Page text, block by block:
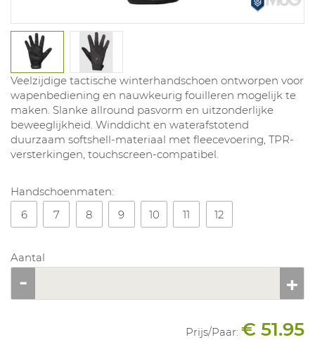
Veelzijdige tactische winterhandschoen ontworpen voor
wapenbediening en nauwkeurig fouilleren mogelijk te
maken. Slanke allround pasvorm en uitzonderlijke
beweeglijkheid. Winddicht en waterafstotend
duurzaam softshell-materiaal met fleecevoering, TPR-
versterkingen, touchscreen-compatibel.
Handschoenmaten:
6
7 8 9 10 11 12
Aantal
Prijs/Paar: € 51.95